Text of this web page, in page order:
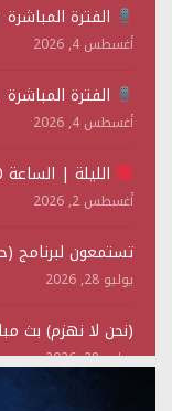
الفترة
أغسطس 4, 2026
الفترة
أغسطس 4, 2026
الليلة | الساعة 10:00 مساءً
أغسطس 2, 2026
تستمعون لبرنامج
يوليو 28, 2026
(نحن لا نهزم) بث
يوليو 28, 2026